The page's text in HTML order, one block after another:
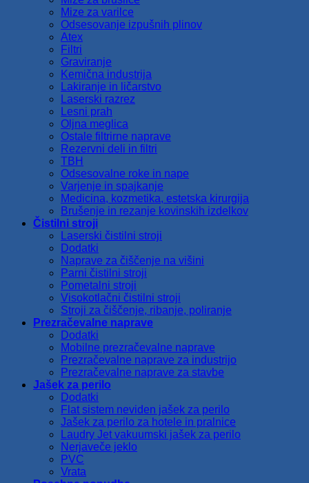
Mize za varilce
Odsesovanje izpušnih plinov
Atex
Filtri
Graviranje
Kemična industrija
Lakiranje in ličarstvo
Laserski razrez
Lesni prah
Oljna meglica
Ostale filtrirne naprave
Rezervni deli in filtri
TBH
Odsesovalne roke in nape
Varjenje in spajkanje
Medicina, kozmetika, estetska kirurgija
Brušenje in rezanje kovinskih izdelkov
Čistilni stroji
Laserski čistilni stroji
Dodatki
Naprave za čiščenje na višini
Parni čistilni stroji
Pometalni stroji
Visokotlačni čistilni stroji
Stroji za čiščenje, ribanje, poliranje
Prezračevalne naprave
Dodatki
Mobilne prezračevalne naprave
Prezračevalne naprave za industrijo
Prezračevalne naprave za stavbe
Jašek za perilo
Dodatki
Flat sistem neviden jašek za perilo
Jašek za perilo za hotele in pralnice
Laudry Jet vakuumski jašek za perilo
Nerjaveče jeklo
PVC
Vrata